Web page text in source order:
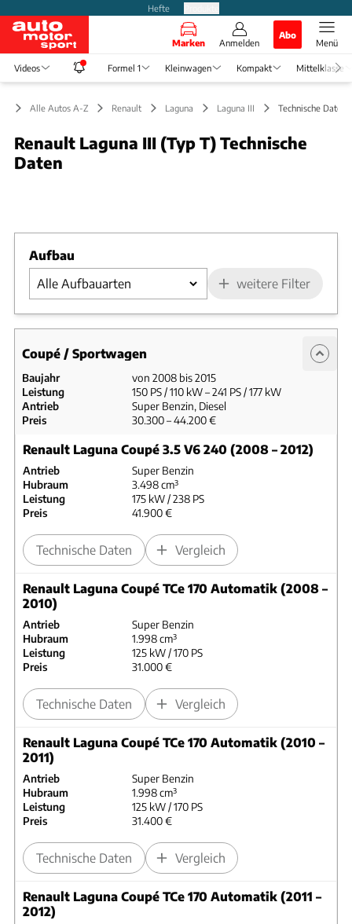
Hefte
Marken Anmelden
Abo
Menü
Videos Formel 1 Kleinwagen Kompakt Mittelklasse
Alle Autos A-Z Renault Laguna Laguna III Technische Daten
Renault Laguna III (Typ T) Technische
Daten
Aufbau
weitere Filter
Coupé / Sportwagen
Baujahr
von 2008 bis 2015
Leistung
150 PS / 110 kW – 241 PS / 177 kW
Antrieb
Super Benzin, Diesel
Preis
30.300 – 44.200 €
Renault Laguna Coupé 3.5 V6 240 (2008 – 2012)
Antrieb
Super Benzin
Hubraum
3.498 cm³
Leistung
175 kW / 238 PS
Preis
41.900 €
Technische Daten Vergleich
Renault Laguna Coupé TCe 170 Automatik (2008 –
2010)
Antrieb
Super Benzin
Hubraum
1.998 cm³
Leistung
125 kW / 170 PS
Preis
31.000 €
Technische Daten Vergleich
Renault Laguna Coupé TCe 170 Automatik (2010 –
2011)
Antrieb
Super Benzin
Hubraum
1.998 cm³
Leistung
125 kW / 170 PS
Preis
31.400 €
Technische Daten Vergleich
Renault Laguna Coupé TCe 170 Automatik (2011 –
2012)